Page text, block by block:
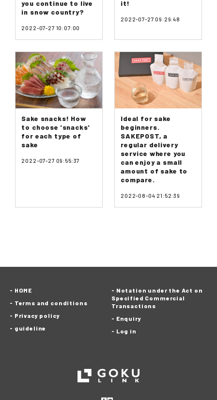
you continue to live
in snow country?
2022-07-27 10:07:00
it!
2022-07-27 09:29:48
Sake snacks! How
to choose 'snacks'
for each type of
sake
2022-07-27 09:55:37
Ideal for sake
beginners.
SAKEPOST, a
regular delivery
service where you
can enjoy a small
amount of sake to
compare.
2022-08-04 21:52:39
HOME
Terms and conditions
Privacy policy
guideline
Notation under the Act on
Specified Commercial
Transactions
Enquiry
Log in